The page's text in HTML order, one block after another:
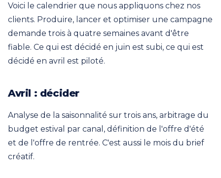
Voici le calendrier que nous appliquons chez nos
clients. Produire, lancer et optimiser une campagne
demande trois à quatre semaines avant d'être
fiable. Ce qui est décidé en juin est subi, ce qui est
décidé en avril est piloté.
Avril : décider
Analyse de la saisonnalité sur trois ans, arbitrage du
budget estival par canal, définition de l'offre d'été
et de l'offre de rentrée. C'est aussi le mois du brief
créatif.